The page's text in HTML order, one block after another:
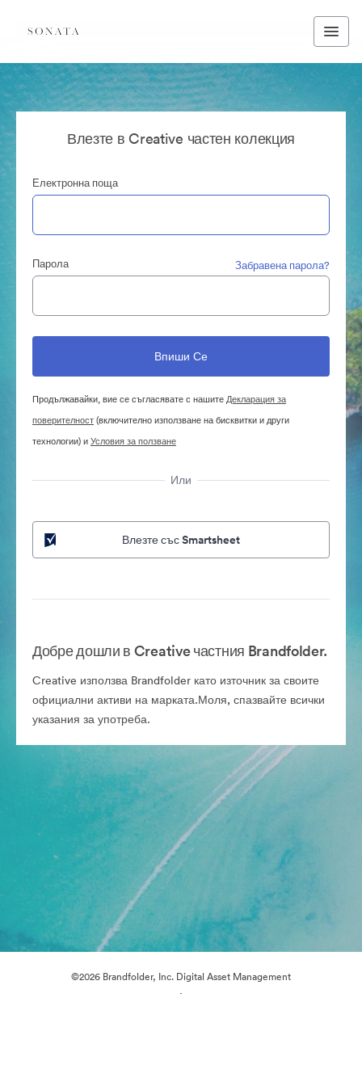
Влезте в Creative частен колекция
Електронна поща
Парола Забравена парола?
Продължавайки, вие се съгласявате с нашитеДекларация за
поверителност(включително използване на бисквитки и други
технологии) иУсловия за ползване
Или
Влезте със Smartsheet
Добре дошли в Creative частния Brandfolder.
Creative използва Brandfolder като източник за своите
официални активи на марката.Моля, спазвайте всички
указания за употреба.
©2026 Brandfolder, Inc. Digital Asset Management
·